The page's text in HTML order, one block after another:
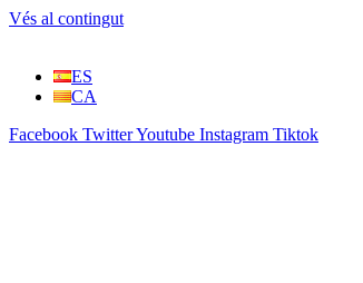
Vés al contingut
ES
CA
Facebook TwitterYoutube Instagram Tiktok